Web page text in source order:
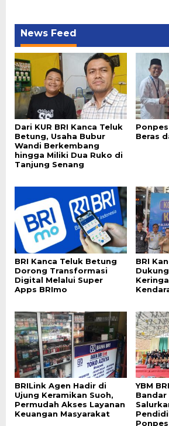
News Feed
Dari KUR BRI Kanca Teluk
Betung, Usaha Bubur
Wandi Berkembang
hingga Miliki Dua Ruko di
Tanjung Senang
Beras
BRI Kanca Teluk Betung
Dorong Transformasi
Digital Melalui Super
Apps BRImo
BRI
BRILink Agen Hadir di
Ujung Keramikan Suoh,
Permudah Akses Layanan
Keuangan Masyarakat
YBM
Bandar